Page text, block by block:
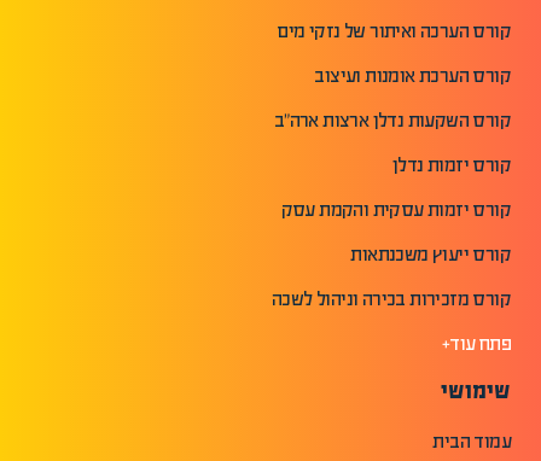
קורס הערכה ואיתור של נזקי מים
קורס הערכת אומנות ועיצוב
קורס השקעות נדלן ארצות ארה"ב
קורס יזמות נדלן
קורס יזמות עסקית והקמת עסק
קורס ייעוץ משכנתאות
קורס מזכירות בכירה וניהול לשכה
פתח עוד+
שימושי
עמוד הבית